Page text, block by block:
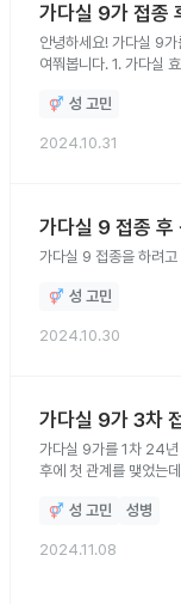
가다실 9가 접종
안녕하세요! 가다실 9
여쭤봅니다. 1. 가다실 효과가 영구하진 않다고, 한 4~6년이라고 들었는데 맞나요? 그럼 4~6년 후에 같은 주사를 또 맞아야 되는 건가요? 2.
언제부터 맺어도 될까요? 4. 가다실 9가 접종 후 최소 3일에서 1주일 동안은 금주해야 되고 과한 운동도 1주일 동안은 반드시 자
성 고민
2024.10.31
가다실 9 접종 후
가다실 9 접종을 하려
성 고민
2024.10.30
가다실 9가 3차
가다실 9가를 1차 24
후에 첫 관계를 맺었는
성 고민 성병
2024.11.08